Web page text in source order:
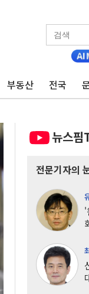
부동산 전국
뉴스핌
전문기자의
'